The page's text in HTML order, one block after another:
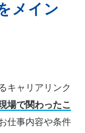
メイン
キャリアリンク
場で関わったこ
仕事内容や条件